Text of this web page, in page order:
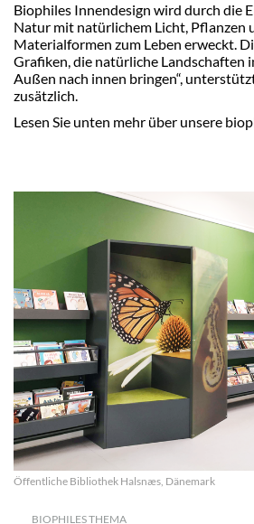
Biophiles Innendesign wird durch die
Natur mit natürlichem Licht, Pflanzen
Materialformen zum Leben erweckt.
Grafiken, die natürliche Landschaften
Außen nach innen bringen“,
zusätzlich.
Lesen Sie unten mehr über unsere
Öffentliche Bibliothek Halsnæs, Dänemark
BIOPHILES THEMA